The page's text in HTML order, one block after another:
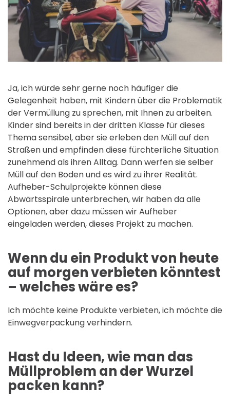
Ja, ich würde sehr gerne noch häufiger die
Gelegenheit haben, mit Kindern über die Problematik
der Vermüllung zu sprechen, mit Ihnen zu arbeiten.
Kinder sind bereits in der dritten Klasse für dieses
Thema sensibel, aber sie erleben den Müll auf den
Straßen und empfinden diese fürchterliche Situation
zunehmend als ihren Alltag. Dann werfen sie selber
Müll auf den Boden und es wird zu ihrer Realität.
Aufheber-Schulprojekte können diese
Abwärtsspirale unterbrechen, wir haben da alle
Optionen, aber dazu müssen wir Aufheber
eingeladen werden, dieses Projekt zu machen.
Wenn du ein Produkt von heute
auf morgen verbieten könntest
– welches wäre es?
Ich möchte keine Produkte verbieten, ich möchte die
Einwegverpackung verhindern.
Hast du Ideen, wie man das
Müllproblem an der Wurzel
packen kann?